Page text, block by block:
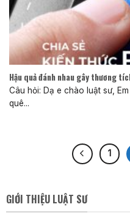
Hậu quả đánh nhau gây thương
Câu hỏi: Dạ e chào luật sư,
quê...
1
GIỚI THIỆU LUẬT SƯ